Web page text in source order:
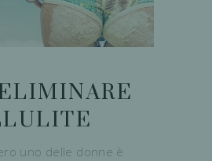
uno delle donne è